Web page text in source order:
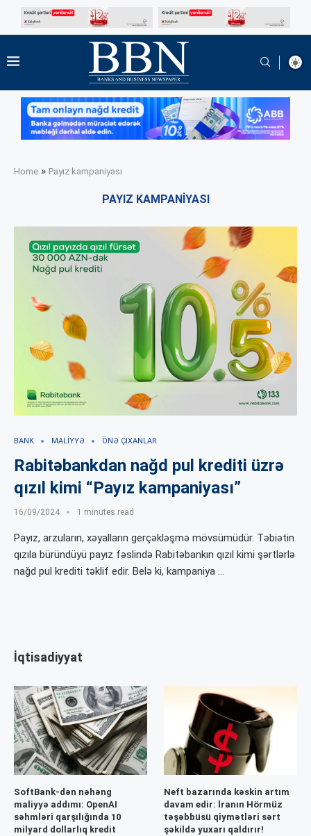
Home » Payız kampaniyası
PAYIZ KAMPANIYASI
BANK MALIYYƏ ÖNƏ ÇIXANLAR
Rabitəbankdan nağd pul krediti üzrə
qızıl kimi “Payız kampaniyası”
16/09/2024 1 minutes read
Payız, arzuların, xəyalların gerçəkləşmə mövsümüdür. Təbiətin
qızıla büründüyü payız fəslində Rabitəbankın qızıl kimi şərtlərlə
nağd pul krediti təklif edir. Belə ki, kampaniya …
İqtisadiyyat
SoftBank-dən nəhəng
maliyyə addımı: OpenAI
səhmləri qarşılığında 10
milyard dollarlıq kredit
Neft bazarında kəskin artım
davam edir: İranın Hörmüz
təşəbbüsü qiymətləri sərt
şəkildə yuxarı qaldırır!